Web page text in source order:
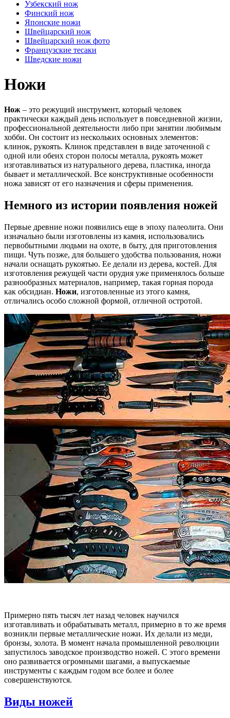
Узбекский нож
Финский нож
Японские ножи
Швейцарский нож
Швейцарский нож фото
Французские тесаки
Шведские ножи
Ножи
Нож – это режущий инструмент, который человек
практически каждый день использует в повседневной жизни,
профессиональной деятельности либо при занятии любимым
хобби. Он состоит из нескольких основных элементов:
клинок, рукоять. Клинок представлен в виде заточенной с
одной или обеих сторон полосы металла, рукоять может
изготавливаться из натурального дерева, пластика, иногда
бывает и металлической. Все конструктивные особенности
ножа зависят от его назначения и сферы применения.
Немного из истории появления ножей
Первые древние ножи появились еще в эпоху палеолита. Они
изначально были изготовлены из камня, использовались
первобытными людьми на охоте, в быту, для приготовления
пищи. Чуть позже, для большего удобства пользования, ножи
начали оснащать рукоятью. Ее делали из дерева, костей. Для
изготовления режущей части орудия уже применялось больше
разнообразных материалов, например, такая горная порода
как обсидиан. Ножи, изготовленные из этого камня,
отличались особо сложной формой, отличной остротой.
Примерно пять тысяч лет назад человек научился
изготавливать и обрабатывать металл, примерно в то же время
возникли первые металлические ножи. Их делали из меди,
бронзы, золота. В момент начала промышленной революции
запустилось заводское производство ножей. С этого времени
оно развивается огромными шагами, а выпускаемые
инструменты с каждым годом все более и более
совершенствуются.
Виды ножей